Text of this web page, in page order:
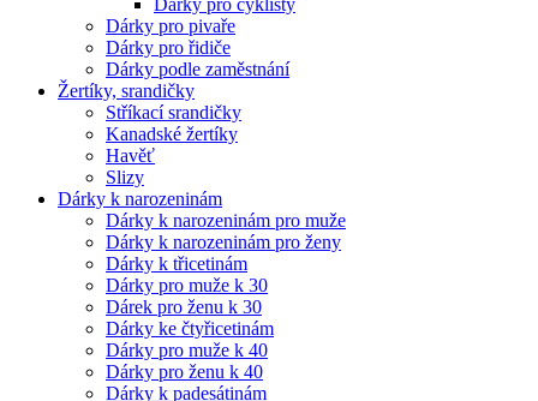
Dárky pro pivaře
Dárky pro řidiče
Dárky podle zaměstnání
Žertíky, srandičky
Stříkací srandičky
Kanadské žertíky
Havěť
Slizy
Dárky k narozeninám
Dárky k narozeninám pro muže
Dárky k narozeninám pro ženy
Dárky k třicetinám
Dárky pro muže k 30
Dárek pro ženu k 30
Dárky ke čtyřicetinám
Dárky pro muže k 40
Dárky pro ženu k 40
Dárky k padesátinám